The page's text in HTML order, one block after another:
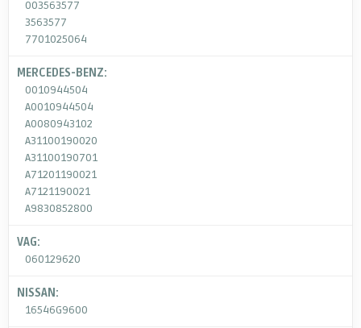
003563577
3563577
7701025064
MERCEDES-BENZ:
0010944504
A0010944504
A0080943102
A31100190020
A31100190701
A71201190021
A7121190021
A9830852800
VAG:
060129620
NISSAN:
16546G9600